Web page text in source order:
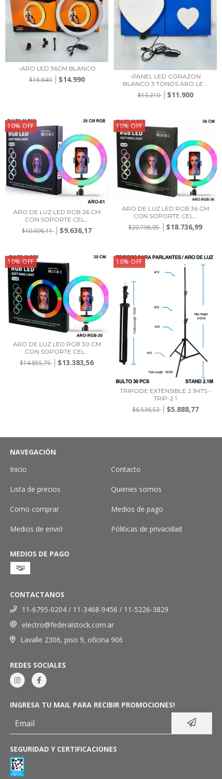
-ARO LED 36CM BLANCO
$16.640 $14.990
-PANEL LED CORAZON
BLANCO 3 TONOS ARO LE...
$13.210 $11.900
10% OFF
ARO DE LUZ LED RGB 26 CM
CON SOPORTE CEL...
$10.696,11 $9.636,17
10% OFF
ARO DE LUZ LED RGB 36 CM
CON SOPORTE CEL...
$20.798,05 $18.736,99
10%OFF
ARO DE LUZ LED RGB 30 CM
CON SOPORTE CEL...
$14.855,75 $13.383,56
10% OFF
TRIPODE EXTENSIBLE 2.1MTS -
TRIP-2.1
$6.536,53 $5.888,77
NAVEGACIÓN
Inicio
Contacto
Lista de precios Quienes somos
Como comprar Medios de pago
Medios de envió Póliticas de privacidad
MEDIOS DE PAGO
CONTACTANOS
11-6795-0204 / 11-3468-9456 / 11-5226-3829
electro@federalstock.com.ar
Lavalle 2306, piso 9, oficina 906
REDES SOCIALES
INGRESA TU MAIL PARA RECIBIR PROMOCIONES!
SEGURIDAD Y CERTIFICACIONES